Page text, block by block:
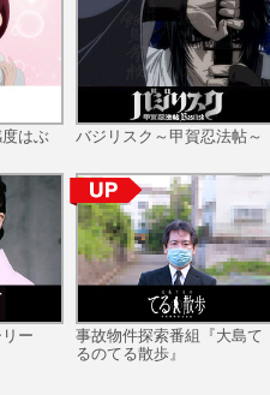
はぶ
ー
バジリスク～甲賀忍法帖～
事故物件探索番組『大島て
るのてる散歩』